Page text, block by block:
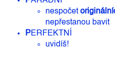
nespočet
nepřestanou bavit
PERFEKTNÍ
uvidíš!